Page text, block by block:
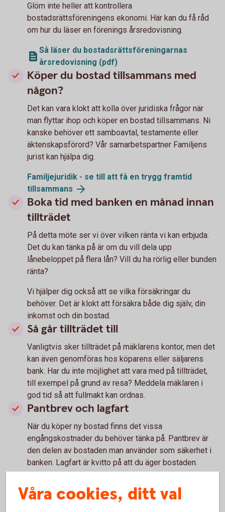
Glöm inte heller att kontrollera
bostadsrättsföreningens ekonomi. Här kan du få råd
om hur du läser en förenings årsredovisning.
Så läser du bostadsrättsföreningarnas
årsredovisning (pdf)
Köper du bostad tillsammans med
någon?
Det kan vara klokt att kolla över juridiska frågor när
man flyttar ihop och köper en bostad tillsammans. Ni
kanske behöver ett samboavtal, testamente eller
äktenskapsförord? Vår samarbetspartner Familjens
jurist kan hjälpa dig.
Familjejuridik - se till att få en trygg framtid
tillsammans
Boka tid med banken en månad innan
tillträdet
På detta möte ser vi över vilken ränta vi kan erbjuda.
Det du kan tänka på är om du vill dela upp
lånebeloppet på flera lån? Vill du ha rörlig eller bunden
ränta?
Vi hjälper dig också att se vilka försäkringar du
behöver. Det är klokt att försäkra både dig själv, din
inkomst och din bostad.
Så går tillträdet till
Vanligtvis sker tillträdet på mäklarens kontor, men det
kan även genomföras hos köparens eller säljarens
bank. Har du inte möjlighet att vara med på tillträdet,
till exempel på grund av resa? Meddela mäklaren i
god tid så att fullmakt kan ordnas.
Pantbrev och lagfart
När du köper ny bostad finns det vissa
engångskostnader du behöver tänka på. Pantbrev är
den delen av bostaden man använder som säkerhet i
banken. Lagfart är kvitto på att du äger bostaden.
Våra cookies, ditt val